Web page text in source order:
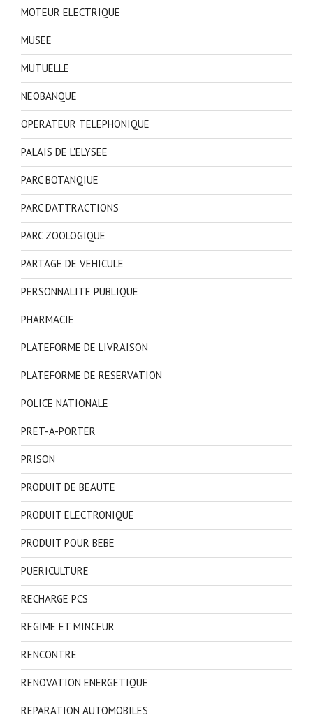
MOTEUR ELECTRIQUE
MUSEE
MUTUELLE
NEOBANQUE
OPERATEUR TELEPHONIQUE
PALAIS DE L'ELYSEE
PARC BOTANQIUE
PARC D'ATTRACTIONS
PARC ZOOLOGIQUE
PARTAGE DE VEHICULE
PERSONNALITE PUBLIQUE
PHARMACIE
PLATEFORME DE LIVRAISON
PLATEFORME DE RESERVATION
POLICE NATIONALE
PRET-A-PORTER
PRISON
PRODUIT DE BEAUTE
PRODUIT ELECTRONIQUE
PRODUIT POUR BEBE
PUERICULTURE
RECHARGE PCS
REGIME ET MINCEUR
RENCONTRE
RENOVATION ENERGETIQUE
REPARATION AUTOMOBILES